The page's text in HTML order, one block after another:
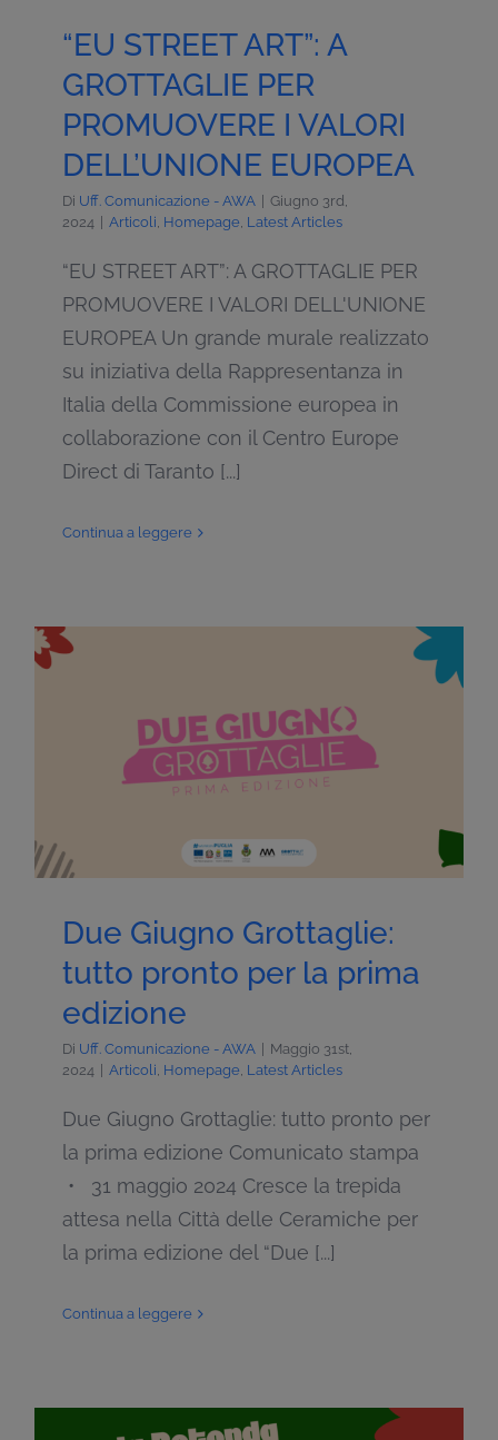
“EU STREET ART”: A
GROTTAGLIE PER
PROMUOVERE I VALORI
DELL’UNIONE EUROPEA
Di Uff. Comunicazione - AWA
Giugno 3rd,
2024
Articoli Homepage Latest Articles
“EU STREET ART”: A GROTTAGLIE PER
PROMUOVERE I VALORI DELL'UNIONE
EUROPEA Un grande murale realizzato
su iniziativa della Rappresentanza in
Italia della Commissione europea in
collaborazione con il Centro Europe
Direct di Taranto [...]
Continua a leggere
Due Giugno Grottaglie:
tutto pronto per la prima
edizione
Di Uff. Comunicazione - AWA | Maggio 31st,
2024 | Articoli Homepage Latest Articles
Due Giugno Grottaglie: tutto pronto per
la prima edizione Comunicato stampa
• 31 maggio 2024 Cresce la trepida
attesa nella Città delle Ceramiche per
la prima edizione del “Due [...]
Continua a leggere